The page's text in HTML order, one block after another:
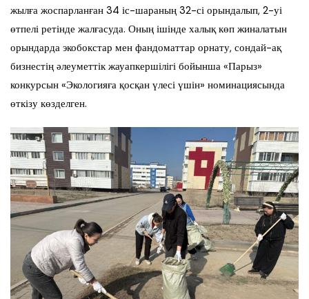
жылға жоспарланған 34 іс-шараның 32-сі орындалып, 2-уі
өтпелі ретінде жалғасуда. Оның ішінде халық көп жиналатын
орындарда экобокстар мен фандоматтар орнату, сондай-ақ
бизнестің әлеуметтік жауапкершілігі бойынша «Парыз»
конкурсын «Экологияға қосқан үлесі үшін» номинациясында
өткізу көзделген.